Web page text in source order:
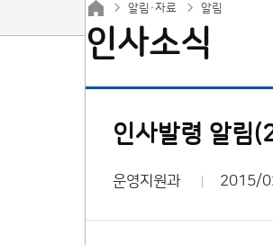
알림·자료 알림
인사소식
인사발령 알
운영지원과 2015/